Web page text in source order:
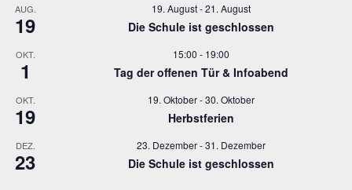
AUG.
19
19. August-21. August
Die Schule ist geschlossen
OKT.
1
15:00 - 19:00
Tag der offenen Tür & Infoabend
OKT.
19
19. Oktober-30. Oktober
Herbstferien
DEZ.
23
23. Dezember-31. Dezember
Die Schule ist geschlossen